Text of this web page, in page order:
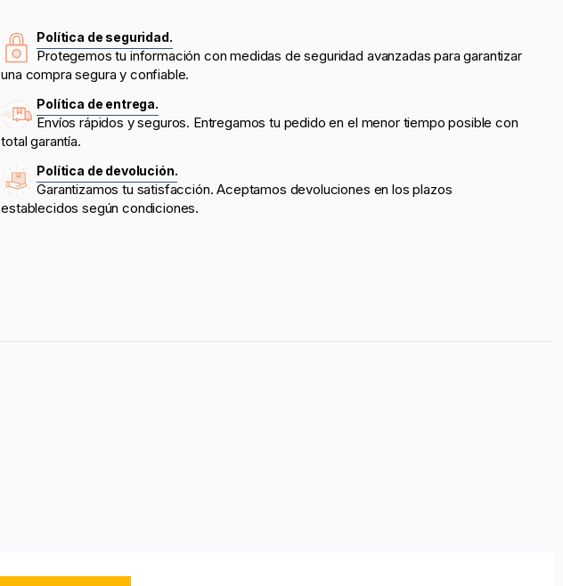
Política de seguridad.
Protegemos tu información con medidas de seguridad avanzadas para garantizar
una compra segura y confiable.
Política de entrega.
Envíos rápidos y seguros. Entregamos tu pedido en el menor tiempo posible con
total garantía.
Política de devolución.
Garantizamos tu satisfacción. Aceptamos devoluciones en los plazos
establecidos según condiciones.